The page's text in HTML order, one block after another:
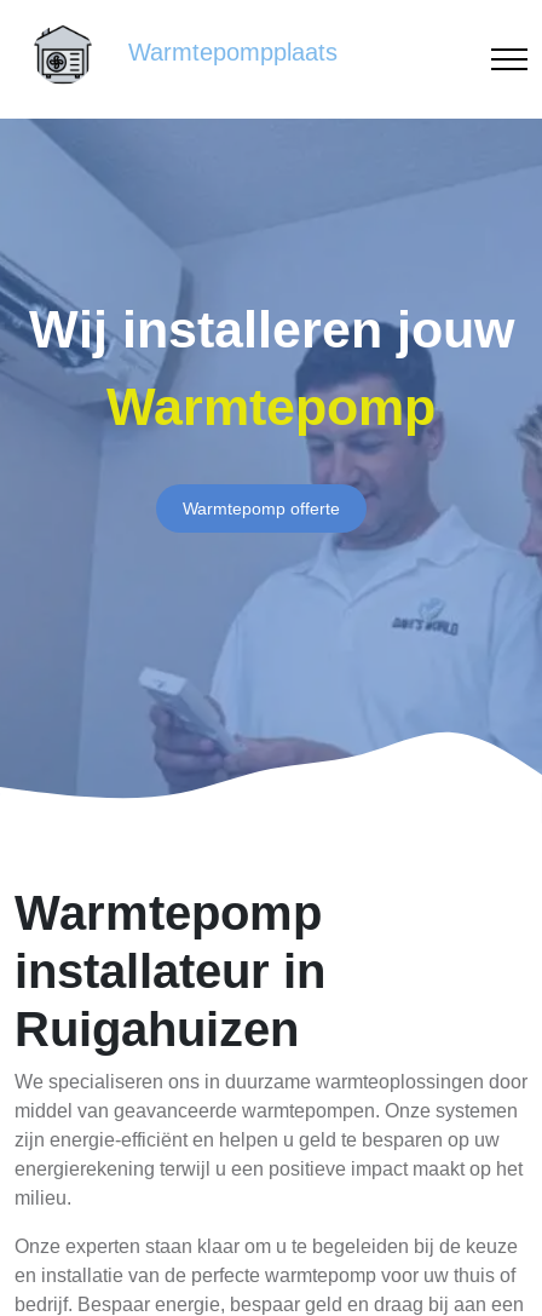
Warmtepompplaats
Wij installeren jouw
Warmtepomp
Warmtepomp offerte
Warmtepomp
installateur in
Ruigahuizen
We specialiseren ons in duurzame warmteoplossingen door
middel van geavanceerde warmtepompen. Onze systemen
zijn energie-efficiënt en helpen u geld te besparen op uw
energierekening terwijl u een positieve impact maakt op het
milieu.
Onze experten staan klaar om u te begeleiden bij de keuze
en installatie van de perfecte warmtepomp voor uw thuis of
bedrijf. Bespaar energie, bespaar geld en draag bij aan een